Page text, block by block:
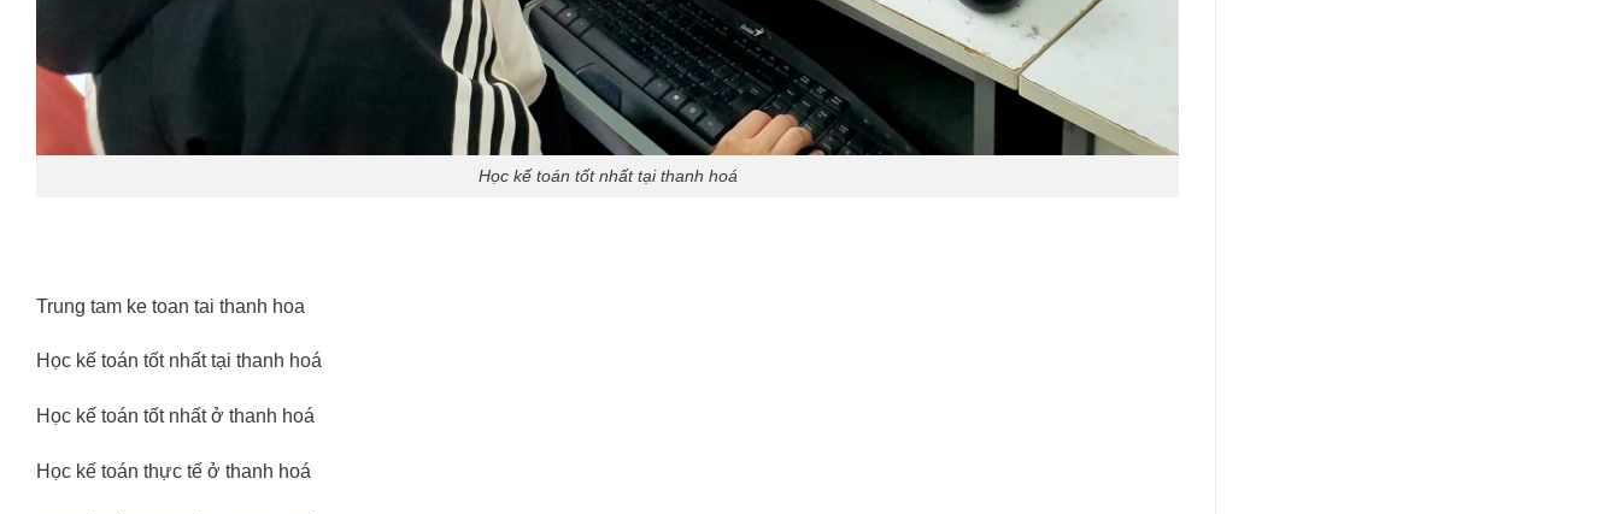
Học kế toán tốt nhất tại thanh hoá
Trung tam ke toan tai thanh hoa
Học kế toán tốt nhất tại thanh hoá
Học kế toán tốt nhất ở thanh hoá
Học kế toán thực tế ở thanh hoá